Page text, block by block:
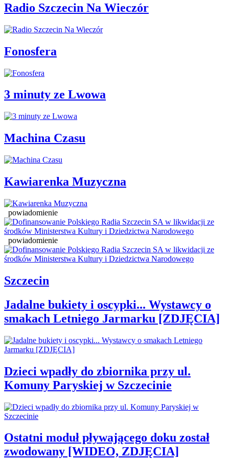
Radio Szczecin Na Wieczór
Fonosfera
3 minuty ze Lwowa
Machina Czasu
Kawiarenka Muzyczna
powiadomienie
powiadomienie
Szczecin
Jadalne bukiety i oscypki... Wystawcy o
smakach Letniego Jarmarku [ZDJĘCIA]
Dzieci wpadły do zbiornika przy ul.
Komuny Paryskiej w Szczecinie
Ostatni moduł pływającego doku został
zwodowany [WIDEO, ZDJĘCIA]